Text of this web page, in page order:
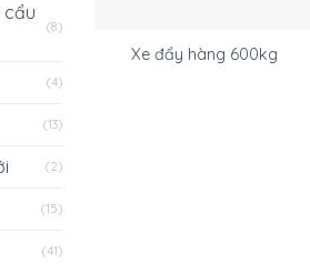
cẩu
(8)
(4)
(13)
(2)
(15)
(41)
Xe đẩy hàng 600kg